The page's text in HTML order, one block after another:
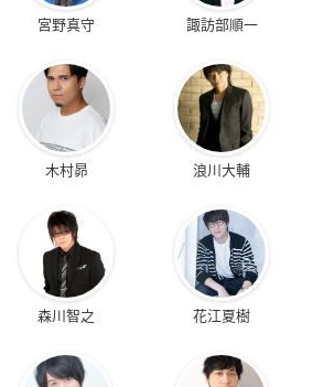
宮野真守 諏訪部順一
木村昴 浪川大輔
森川智之 花江夏樹